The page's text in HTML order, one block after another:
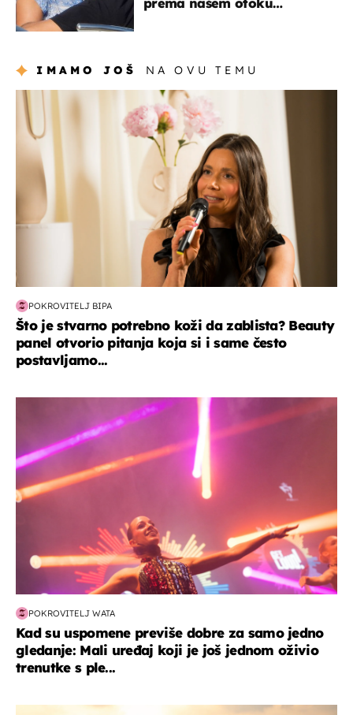
prema našem otoku
IMAMO JOŠ NA OVU TEMU
moda & ljepota
POKROVITELJ BIPA
Što je stvarno potrebno koži da zablista? Beauty
panel otvorio pitanja koja si i same često
postavljamo...
POKROVITELJ WATA
Kad su uspomene previše dobre za samo jedno
gledanje: Mali uređaj koji je još jednom oživio
trenutke s ple...